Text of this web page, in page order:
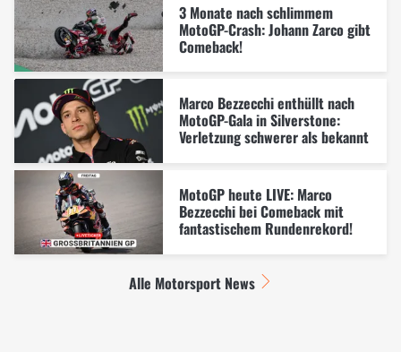
3 Monate nach schlimmem
MotoGP-Crash: Johann Zarco gibt
Comeback!
Marco Bezzecchi enthüllt nach
MotoGP-Gala in Silverstone:
Verletzung schwerer als bekannt
MotoGP heute LIVE: Marco
Bezzecchi bei Comeback mit
fantastischem Rundenrekord!
Alle Motorsport News